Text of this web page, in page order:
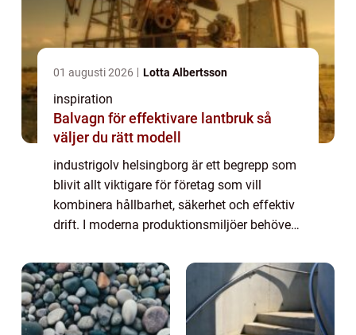
01 augusti 2026 Lotta Albertsson
inspiration
Balvagn för effektivare lantbruk så
väljer du rätt modell
industrigolv helsingborg är ett begrepp som
blivit allt viktigare för företag som vill
kombinera hållbarhet, säkerhet och effektiv
drift. I moderna produktionsmiljöer behöver
ständigt slitage utan att fö...